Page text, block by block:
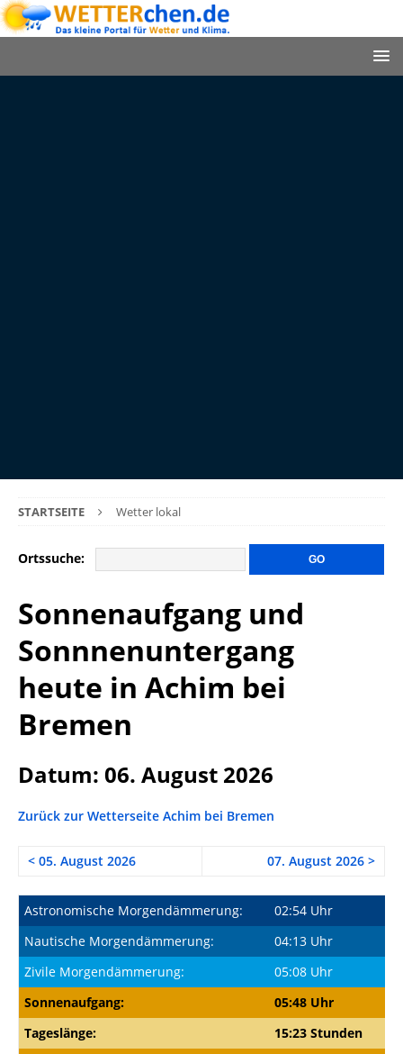
STARTSEITE Wetter lokal
Ortssuche:
Sonnenaufgang und
Sonnnenuntergang
heute in Achim bei
Bremen
Datum: 06. August 2026
Zurück zur Wetterseite Achim bei Bremen
< 05. August 2026 07. August 2026 >
Astronomische Morgendämmerung:
02:54 Uhr
Nautische Morgendämmerung:
04:13 Uhr
Zivile Morgendämmerung:
05:08 Uhr
Sonnenaufgang:
05:48 Uhr
Tageslänge:
15:23 Stunden